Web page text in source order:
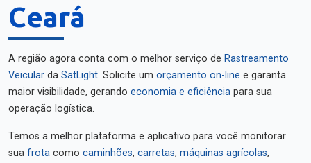
Ceará
A região agora conta com o melhor serviço de Rastreamento
Veicular da SatLight. Solicite um orçamento on-line e garanta
maior visibilidade, gerando economia e eficiência para sua
operação logística.
Temos a melhor plataforma e aplicativo para você monitorar
sua frota como caminhões, carretas, máquinas agrícolas,